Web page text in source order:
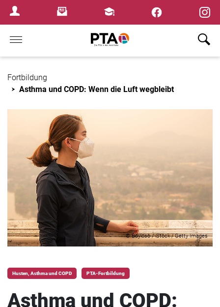
Login MenuNewsletterFortbildungen
Home
Fortbildung
Asthma und COPD: Wenn die Luft wegbleibt
© Boyloso / iStock / Getty Images
Husten, Asthma und COPD PTA-Fortbildung
Asthma und COPD:
×